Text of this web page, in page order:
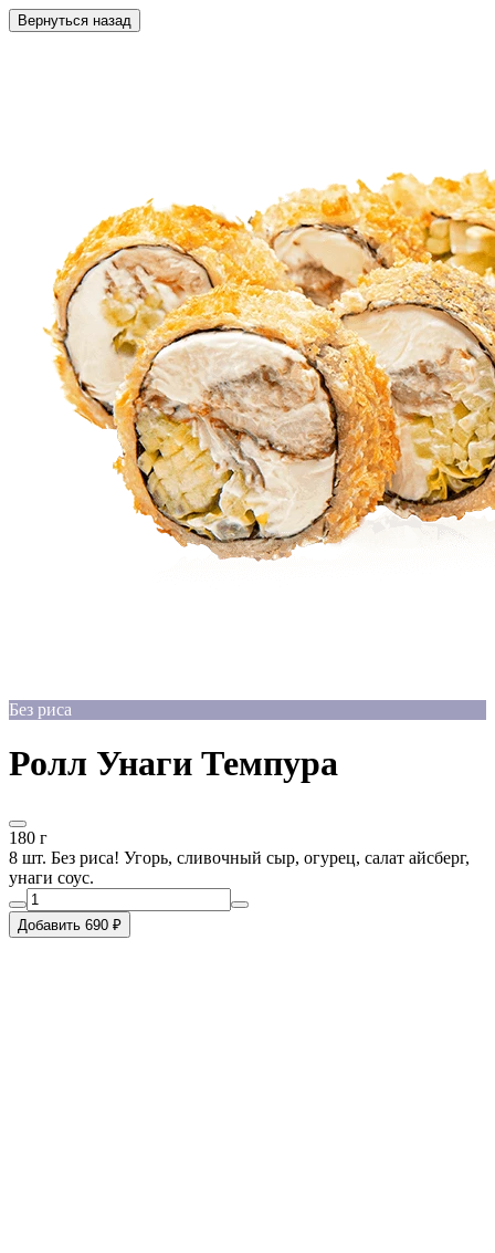
Вернуться назад
Без риса
Ролл Унаги Темпура
180 г
8 шт. Без риса! Угорь, сливочный сыр, огурец, салат айсберг,
унаги соус.
Добавить 690 ₽